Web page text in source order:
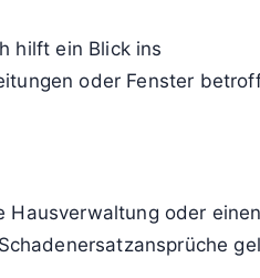
hilft ein Blick ins
oder Fenster
Hausverwaltung oder einen